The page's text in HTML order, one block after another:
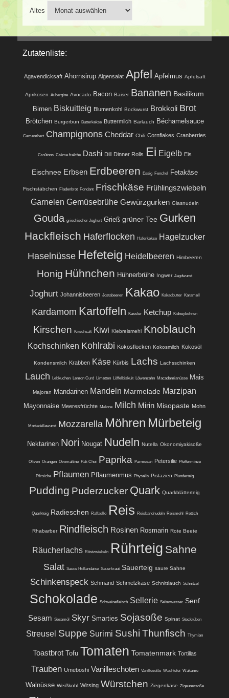
Altes
Zutatenliste:
Agavendicksaft Ahornsirup Algensalat Apfel Apfelmus Apfelsaft
Aprikosen Aubergine Avocado Bacon Baiser Bananen Basilikum
Birnen Biskuitteig Blumenkohl Bockwurst Brokkoli Brot
Brötchen Burgerbun Butterkekse Buttermilch Bärlauch Béchamelsauce
Camembert Champignons Cheddar Chili Cornflakes Cranberries
Croûtons Crème fraîche Dashi Dill Dinner Rolls Ei Eigelb Eis
Eischnee Erbsen Erdbeeren Essig Fenchel Fetakäse
Fischstäbchen Fladenbrot Fondant Frischkäse Frühlingszwiebeln
Garnelen Gemüsebrühe Gewürzgurken Glasnudeln
Gouda griechischer Joghurt Grieß grüner Tee Gurken
Hackfleisch Haferflocken Haferkekse Hagelzucker
Haselnüsse Hefeteig Heidelbeeren Himbeeren
Honig Hühnchen Hühnerbrühe Ingwer Jagdwurst
Joghurt Johannisbeeren Jostabeeren Kakao Kakaobutter Karamell
Kardamom Kartoffeln Kassler Ketchup Kidneybohnen
Kirschen Kirschsaft Kiwi Klebreismehl Knoblauch
Kochschinken Kohlrabi Kokosflocken Kokosmilch Kokosöl
Kondensmilch Krabben Käse Kürbis Lachs Lachsschinken
Lauch Lebkuchen Lemon Curd Limetten Löffelbiskuit Löwenzahn Macadamianüsse Mais
Majoran Mandarinen Mandeln Marmelade Marzipan
Mayonnaise Meeresfrüchte Melone Milch Mirin Misopaste Mohn
Mortadellawurst Mozzarella Möhren Mürbeteig
Nektarinen Nori Nougat Nudeln Nutella Okonomiyakisoße
Oliven Orangen Ovomaltine Pak Choi Paprika Parmesan Petersilie Pfefferminze
Pfirsiche Pflaumen Pflaumenmus Physalis Pistazien Plunderteig
Pudding Puderzucker Quark Quarkblätterteig
Quarkteig Radieschen Raffaello Reis Reisbandnudeln Reismehl Rettich
Rhabarber Rindfleisch Rosinen Rosmarin Rote Beete
Räucherlachs Röstzwiebeln Rührteig Sahne
Salat Sauce Hollandaise Sauerkraut Sauerteig saure Sahne
Schinkenspeck Schmand Schmelzkäse Schnittlauch Schnitzel
Schokolade Schweinefleisch Sellerie Selterwasser Senf
Sesam Sesamöl Skyr Smarties Sojasoße Spinat Steckrüben
Streusel Suppe Surimi Sushi Thunfisch Thymian
Toastbrot Tofu Tomaten Tomatenmark Tortillas
Trauben Umeboshi Vanilleschoten Vanillesoße Wachtelei Wakame
Walnüsse Weißkohl Wirsing Würstchen Ziegenkäse Zigeunersoße